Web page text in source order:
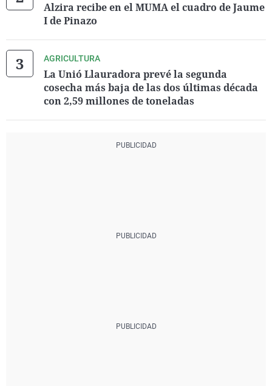
Alzira recibe en el MUMA el cuadro de Jaume
I de Pinazo
AGRICULTURA
La Unió Llauradora prevé la segunda
cosecha más baja de las dos últimas década
con 2,59 millones de toneladas